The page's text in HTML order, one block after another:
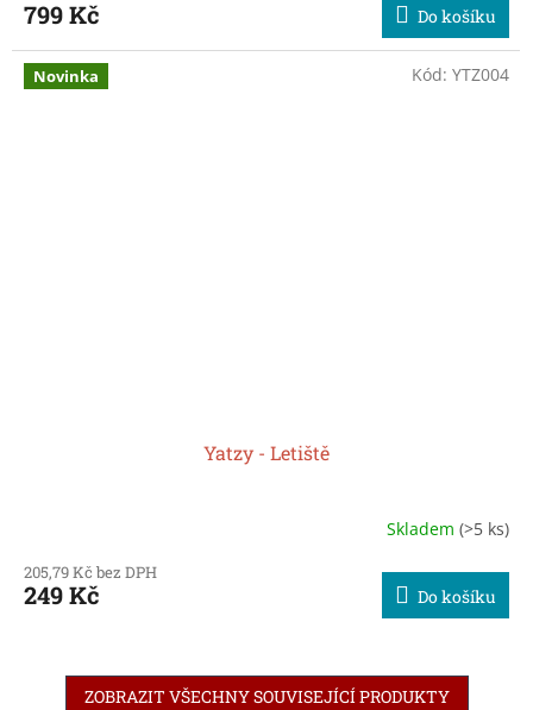
799 Kč Do košíku
Novinka
Yatzy - Letiště
Skladem (>5 ks)
205,79 Kč bez DPH
249 Kč Do košíku
Kód: YTZ004
ZOBRAZIT VŠECHNY SOUVISEJÍCÍ PRODUKTY